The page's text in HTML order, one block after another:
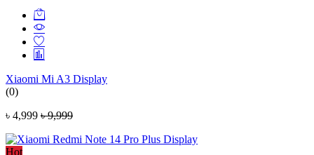
Xiaomi Mi A3 Display
(0)
৳ 4,999 ৳ 9,999
Hot